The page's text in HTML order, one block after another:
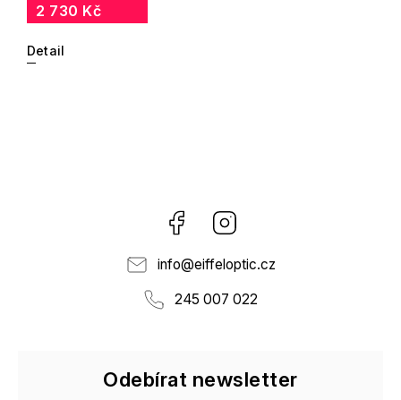
2 730 Kč
Detail
Facebook
info@eiffeloptic.cz
245 007 022
Odebírat newsletter